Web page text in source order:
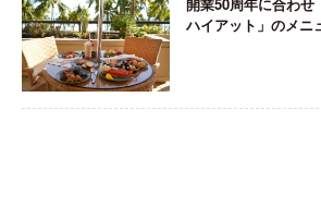
ハイアット」のメニ